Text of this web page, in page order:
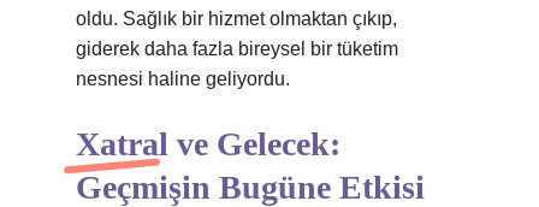
oldu. Sağlık bir hizmet olmaktan çıkıp,
giderek daha fazla bireysel bir tüketim
nesnesi haline geliyordu.
Xatral ve Gelecek:
Geçmişin Bugüne Etkisi